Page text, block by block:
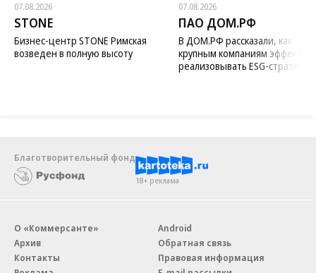
07.08.2026
STONE
Бизнес-центр STONE Римская
возведен в полную высоту
07.08.2026
ПАО ДОМ.РФ
В ДОМ.РФ рассказали, как
крупным компаниям
реализовывать ESG-стратегию
Благотворительный фонд
18+ реклама
О «Коммерсанте»
Архив
Контакты
Android
Обратная связь
Правовая информация